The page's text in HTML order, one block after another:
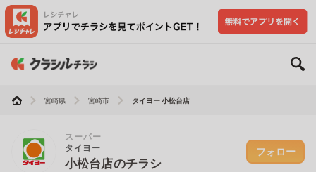
宮崎県 宮崎市 タイヨー 小松台店
スーパー
タイヨー
小松台店のチラシ
フォロー